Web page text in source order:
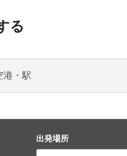
る
港・駅
出発場所